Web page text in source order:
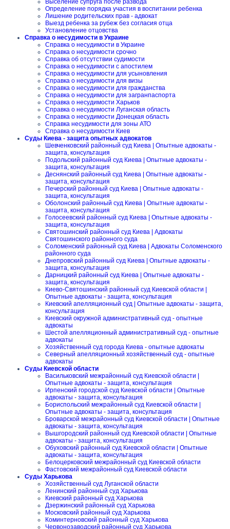
Выселение супруга после развода
Определение порядка участия в воспитании ребенка
Лишение родительских прав - адвокат
Выезд ребенка за рубеж без согласия отца
Установление отцовства
Справка о несудимости в Украине
Справка о несудимости в Украине
Справка о несудимости срочно
Справка об отсутствии судимости
Справка о несудимости с апостилем
Справка о несудимости для усыновления
Справка о несудимости для визы
Справка о несудимости для гражданства
Справка о несудимости для загранпаспорта
Справка о несудимости Харьков
Справка о несудимости Луганская область
Справка о несудимости Донецкая область
Справка несудимости для зоны АТО
Справка о несудимости Киев
Суды Киева - защита опытных адвокатов
Шевченковский районный суд Киева | Опытные адвокаты -
защита, консультация
Подольский районный суд Киева | Опытные адвокаты -
защита, консультация
Деснянский районный суд Киева | Опытные адвокаты -
защита, консультация
Печерский районный суд Киева | Опытные адвокаты -
защита, консультация
Оболонский районный суд Киева | Опытные адвокаты -
защита, консультация
Голосеевский районный суд Киева | Опытные адвокаты -
защита, консультация
Святошинский районный суд Киева | Адвокаты
Святошинского районного суда
Соломенский районный суд Киева | Адвокаты Соломенского
районного суда
Днепровский районный суд Киева | Опытные адвокаты -
защита, консультация
Дарницкий районный суд Киева | Опытные адвокаты -
защита, консультация
Киево-Святошинский районный суд Киевской области |
Опытные адвокаты - защита, консультация
Киевский апелляционный суд | Опытные адвокаты - защита,
консультация
Киевский окружной административный суд - опытные
адвокаты
Шестой апелляционный административный суд - опытные
адвокаты
Хозяйственный суд города Киева - опытные адвокаты
Северный апелляционный хозяйственный суд - опытные
адвокаты
Суды Киевской области
Васильковский межрайонный суд Киевской области |
Опытные адвокаты - защита, консультация
Ирпенский городской суд Киевской области | Опытные
адвокаты - защита, консультация
Бориспольский межрайонный суд Киевской области |
Опытные адвокаты - защита, консультация
Броварской межрайонный суд Киевской области | Опытные
адвокаты - защита, консультация
Вышгородский районный суд Киевской области | Опытные
адвокаты - защита, консультация
Обуховский районный суд Киевской области | Опытные
адвокаты - защита, консультация
Белоцерковский межрайонный суд Киевской области
Фастовский межрайонный суд Киевской области
Суды Харькова
Хозяйственный суд Луганской области
Ленинский районный суд Харькова
Киевский районный суд Харькова
Дзержинский районный суд Харькова
Московский районный суд Харькова
Коминтерновский районный суд Харькова
Червонозаводский районный суд Харькова